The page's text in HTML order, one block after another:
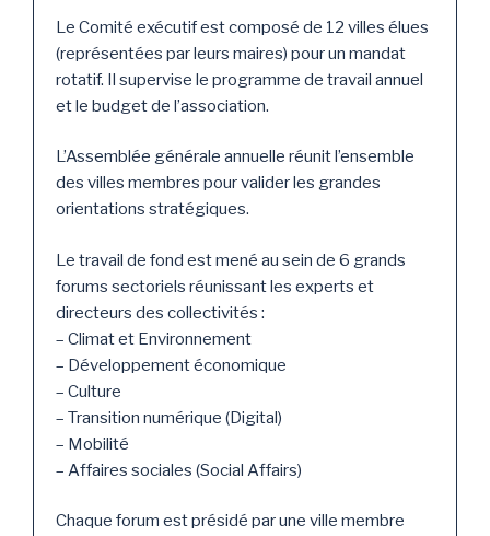
Le Comité exécutif est composé de 12 villes élues
(représentées par leurs maires) pour un mandat
rotatif. Il supervise le programme de travail annuel
et le budget de l’association.
L’Assemblée générale annuelle réunit l’ensemble
des villes membres pour valider les grandes
orientations stratégiques.
Le travail de fond est mené au sein de 6 grands
forums sectoriels réunissant les experts et
directeurs des collectivités :
– Climat et Environnement
– Développement économique
– Culture
– Transition numérique (Digital)
– Mobilité
– Affaires sociales (Social Affairs)
Chaque forum est présidé par une ville membre